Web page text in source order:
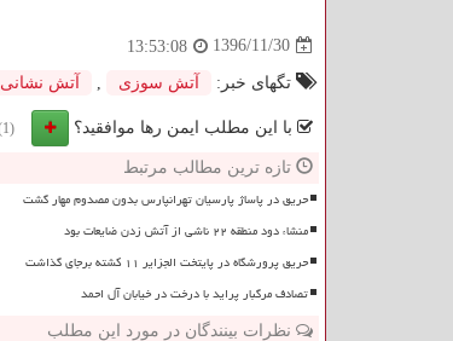
1396/11/30
13:53:08
تگهای خبر: آتش سوزی آتش نشانی
با این مطلب ایمن رها موافقید؟ (1)
تازه ترین مطالب مرتبط
حریق در پاساژ پارسیان تهرانپارس بدون مصدوم مهار گشت
منشاء دود منطقه ۲۲ ناشی از آتش زدن ضایعات بود
حریق پرورشگاه در پایتخت الجزایر ۱۱ کشته برجای گذاشت
تصادف مرگبار پراید با درخت در خیابان آل احمد
نظرات بینندگان در مورد این مطلب